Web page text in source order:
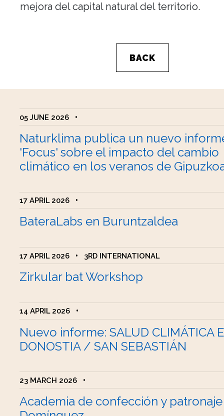
mejora del capital natural del territorio.
BACK
05 JUNE 2026 •
Naturklima publica un nuevo
'Focus' sobre el impacto del cambio
climático en los veranos de
17 APRIL 2026 •
BateraLabs en Buruntzaldea
17 APRIL 2026 • 3RD INTERNATIONAL
Zirkular bat Workshop
14 APRIL 2026 •
Nuevo informe: SALUD CLIMÁTICA
DONOSTIA / SAN SEBASTIÁN
23 MARCH 2026 •
Academia de confección y